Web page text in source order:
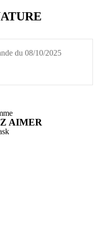
du 08/10/2025
AIMER